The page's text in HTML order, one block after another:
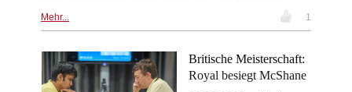
New Opening Trend
19h
New Opening Trend
Murzin - Tinmaz (B11)
Mehr... 1
Britische Meisterschaft:
Royal besiegt McShane